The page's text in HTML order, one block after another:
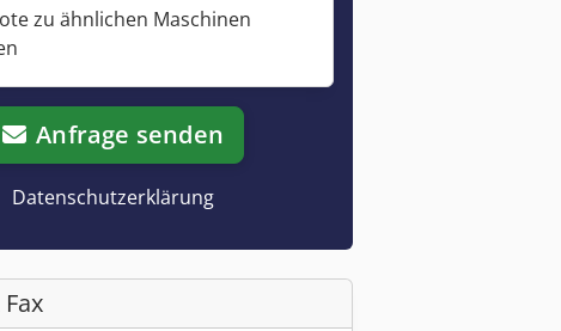
zu ähnlichen Maschinen
Anfrage senden
Datenschutzerklärung